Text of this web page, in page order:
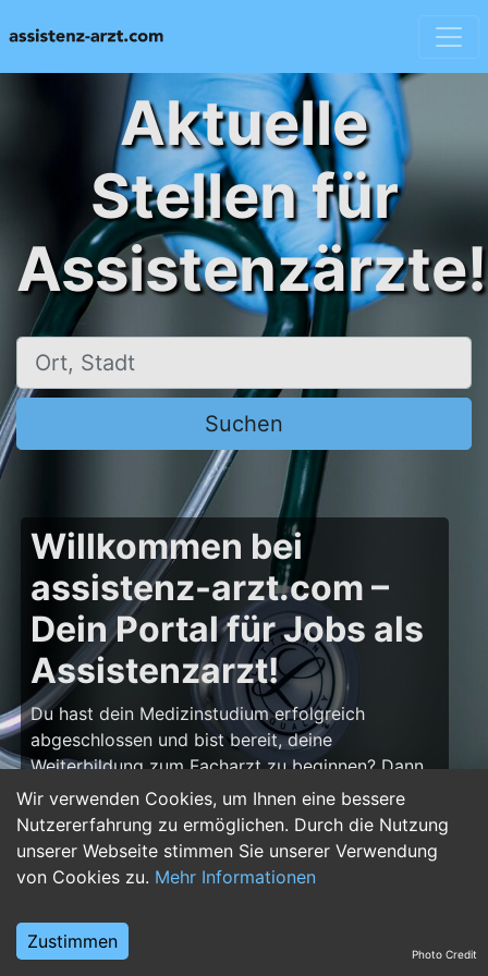
Wir verwenden Cookies, um Ihnen eine bessere
Nutzererfahrung zu ermöglichen. Durch die Nutzung
unserer Webseite stimmen Sie unserer Verwendung
von Cookies zu. Mehr Informationen
Zustimmen
Aktuelle
Stellen für
Assistenzärzte!
Ort, Stadt
Suchen
Willkommen bei
assistenz-arzt.com –
Dein Portal für Jobs als
Assistenzarzt!
Du hast dein Medizinstudium erfolgreich
abgeschlossen und bist bereit, deine
Weiterbildung zum Facharzt zu beginnen? Dann
bist du aufassistenz-arzt.comgenau richtig!
Hier findest du zahlreiche Stellenangebote für
Assistenzärzte in allen Fachrichtungen – von der
Inneren Medizin über die Chirurgie bis hin zur
deine Karriere im Arztberuf und finde die
passende Klinik oder Praxis für deinen nächstenPhoto Credit